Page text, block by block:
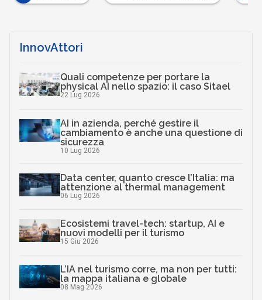
InnovAttori
Quali competenze per portare la
physical AI nello spazio: il caso Sitael
22 Lug 2026
AI in azienda, perché gestire il
cambiamento è anche una questione di
sicurezza
10 Lug 2026
Data center, quanto cresce l’Italia: ma
attenzione al thermal management
06 Lug 2026
Ecosistemi travel-tech: startup, AI e
nuovi modelli per il turismo
15 Giu 2026
L’IA nel turismo corre, ma non per tutti:
la mappa italiana e globale
08 Mag 2026